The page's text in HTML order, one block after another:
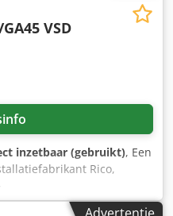
VSD
inzetbaar (gebruikt), Een
Rico,
compressoren, twee
van het type
Advertentie